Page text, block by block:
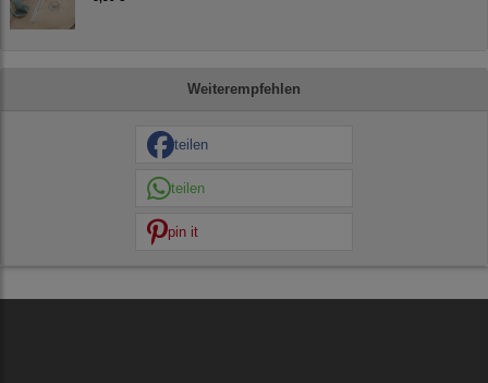
Weiterempfehlen
teilen
teilen
pin it